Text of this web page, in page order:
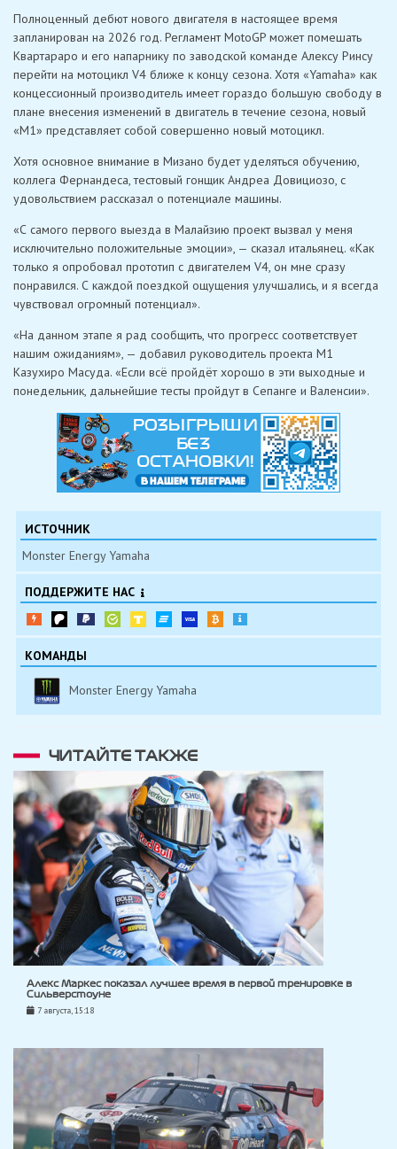
Полноценный дебют нового двигателя в настоящее время
запланирован на 2026 год. Регламент MotoGP может помешать
Квартараро и его напарнику по заводской команде Алексу Ринсу
перейти на мотоцикл V4 ближе к концу сезона. Хотя «Yamaha» как
концессионный производитель имеет гораздо большую свободу в
плане внесения изменений в двигатель в течение сезона, новый
«M1» представляет собой совершенно новый мотоцикл.
Хотя основное внимание в Мизано будет уделяться обучению,
коллега Фернандеса, тестовый гонщик Андреа Довициозо, с
удовольствием рассказал о потенциале машины.
«С самого первого выезда в Малайзию проект вызвал у меня
исключительно положительные эмоции», — сказал итальянец. «Как
только я опробовал прототип с двигателем V4, он мне сразу
понравился. С каждой поездкой ощущения улучшались, и я всегда
чувствовал огромный потенциал».
«На данном этапе я рад сообщить, что прогресс соответствует
нашим ожиданиям», — добавил руководитель проекта M1
Казухиро Масуда. «Если всё пройдёт хорошо в эти выходные и
понедельник, дальнейшие тесты пройдут в Сепанге и Валенсии».
ИСТОЧНИК
Monster Energy Yamaha
ПОДДЕРЖИТЕ НАС
КОМАНДЫ
Monster Energy Yamaha
ЧИТАЙТЕ ТАКЖЕ
Алекс Маркес показал лучшее время в первой тренировке в
Сильверстоуне
7 августа, 15:18